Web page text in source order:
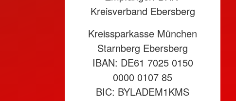
Kreisverband Ebersberg
Kreissparkasse München
Starnberg Ebersberg
IBAN: DE61 7025 0150
0000 0107 85
BIC: BYLADEM1KMS